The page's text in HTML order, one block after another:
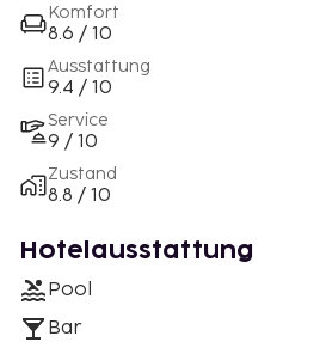
Komfort
8.6 / 10
Ausstattung
9.4 / 10
Service
9 / 10
Zustand
8.8 / 10
Hotelausstattung
Pool
Bar